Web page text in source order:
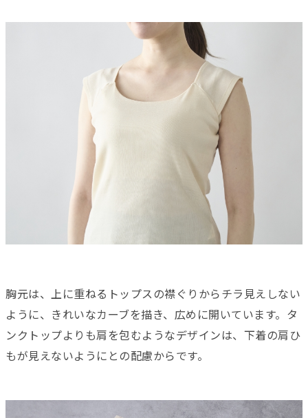
胸元は、上に重ねるトップスの襟ぐりからチラ見えしない
ように、きれいなカーブを描き、広めに開いています。タ
ンクトップよりも肩を包むようなデザインは、下着の肩ひ
もが見えないようにとの配慮からです。